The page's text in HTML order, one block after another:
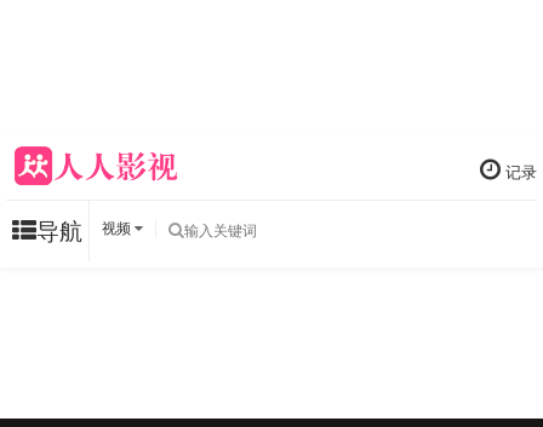
记录
导航 视频
美食新闻周报 第43集更新至43期